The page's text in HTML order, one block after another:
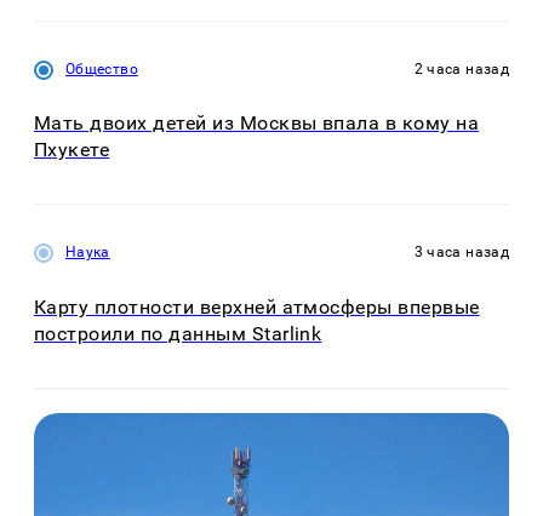
Общество 2 часа назад
Мать двоих детей из Москвы впала в кому на
Пхукете
Наука 3 часа назад
Карту плотности верхней атмосферы впервые
построили по данным Starlink